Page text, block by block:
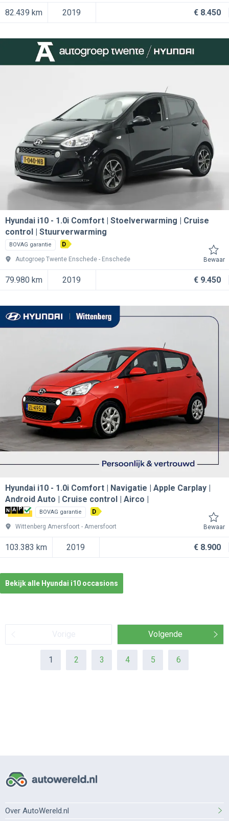
82.439 km 2019 € 8.450
Hyundai i10
1.0i Comfort | Stoelverwarming | Cruise
control | Stuurverwarming
BOVAG garantie D
Autogroep Twente Enschede Enschede Bewaar
79.980 km 2019 € 9.450
Hyundai i10
1.0i Comfort | Navigatie | Apple Carplay |
Android Auto | Cruise control | Airco |
BOVAG garantie D
Wittenberg Amersfoort Amersfoort Bewaar
103.383 km 2019 € 8.900
Bekijk alle Hyundai i10 occasions
1 2 3 4 5 6
Volgende
Over AutoWereld.nl